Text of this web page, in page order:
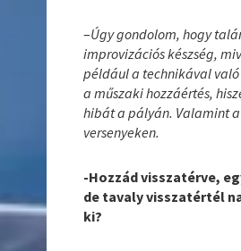
–Úgy gondolom, hogy
improvizációs készség,
például a technikával
a műszaki hozzáértés,
hibát a pályán. Valamint
versenyeken.
-Hozzád visszatérve,
de tavaly visszatértél
ki?